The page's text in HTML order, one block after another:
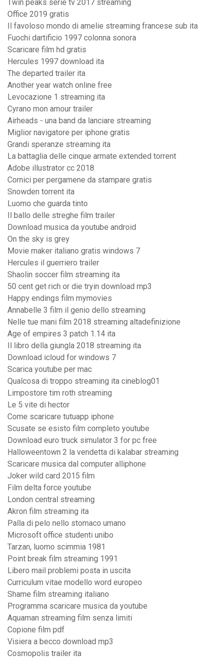
Twin peaks serie tv 2017 streaming
Office 2019 gratis
Il favoloso mondo di amelie streaming francese sub ita
Fuochi dartificio 1997 colonna sonora
Scaricare film hd gratis
Hercules 1997 download ita
The departed trailer ita
Another year watch online free
Levocazione 1 streaming ita
Cyrano mon amour trailer
Airheads - una band da lanciare streaming
Miglior navigatore per iphone gratis
Grandi speranze streaming ita
La battaglia delle cinque armate extended torrent
Adobe illustrator cc 2018
Cornici per pergamene da stampare gratis
Snowden torrent ita
Luomo che guarda tinto
Il ballo delle streghe film trailer
Download musica da youtube android
On the sky is grey
Movie maker italiano gratis windows 7
Hercules il guerriero trailer
Shaolin soccer film streaming ita
50 cent get rich or die tryin download mp3
Happy endings film mymovies
Annabelle 3 film il genio dello streaming
Nelle tue mani film 2018 streaming altadefinizione
Age of empires 3 patch 1.14 ita
Il libro della giungla 2018 streaming ita
Download icloud for windows 7
Scarica youtube per mac
Qualcosa di troppo streaming ita cineblog01
Limpostore tim roth streaming
Le 5 vite di hector
Come scaricare tutuapp iphone
Scusate se esisto film completo youtube
Download euro truck simulator 3 for pc free
Halloweentown 2 la vendetta di kalabar streaming
Scaricare musica dal computer alliphone
Joker wild card 2015 film
Film delta force youtube
London central streaming
Akron film streaming ita
Palla di pelo nello stomaco umano
Microsoft office studenti unibo
Tarzan, luomo scimmia 1981
Point break film streaming 1991
Libero mail problemi posta in uscita
Curriculum vitae modello word europeo
Shame film streaming italiano
Programma scaricare musica da youtube
Aquaman streaming film senza limiti
Copione film pdf
Visiera a becco download mp3
Cosmopolis trailer ita